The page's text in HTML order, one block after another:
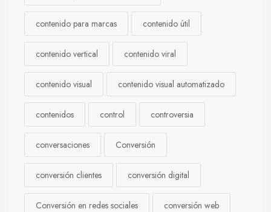
contenido para marcas contenido útil
contenido vertical contenido viral
contenido visual contenido visual automatizado
contenidos control controversia
conversaciones Conversión
conversión clientes conversión digital
Conversión en redes sociales conversión web